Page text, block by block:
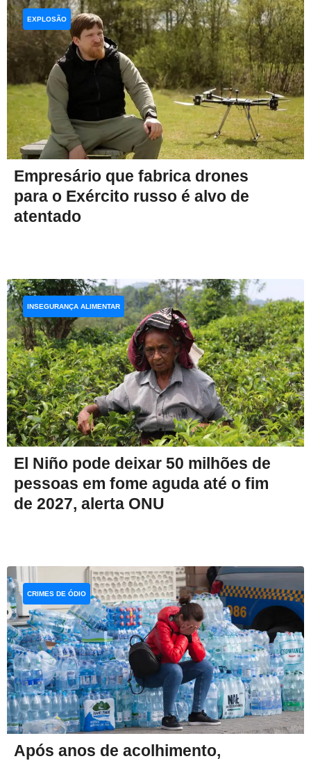
Empresário que fabrica drones
para o Exército russo é alvo de
atentado
EXPLOSÃO
El Niño pode deixar 50 milhões de
pessoas em fome aguda até o fim
de 2027, alerta ONU
INSEGURANÇA ALIMENTAR
Após anos de acolhimento,
CRIMES DE ÓDIO